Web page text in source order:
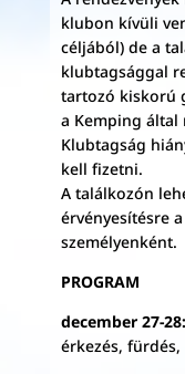
klubon kívüli
céljából) de a
klubtagsággal
tartozó kiskorú
a Kemping által
Klubtagság
kell fizetni.
A találkozón
érvényesítésre
személyenként.
PROGRAM
december 27-28:
érkezés,